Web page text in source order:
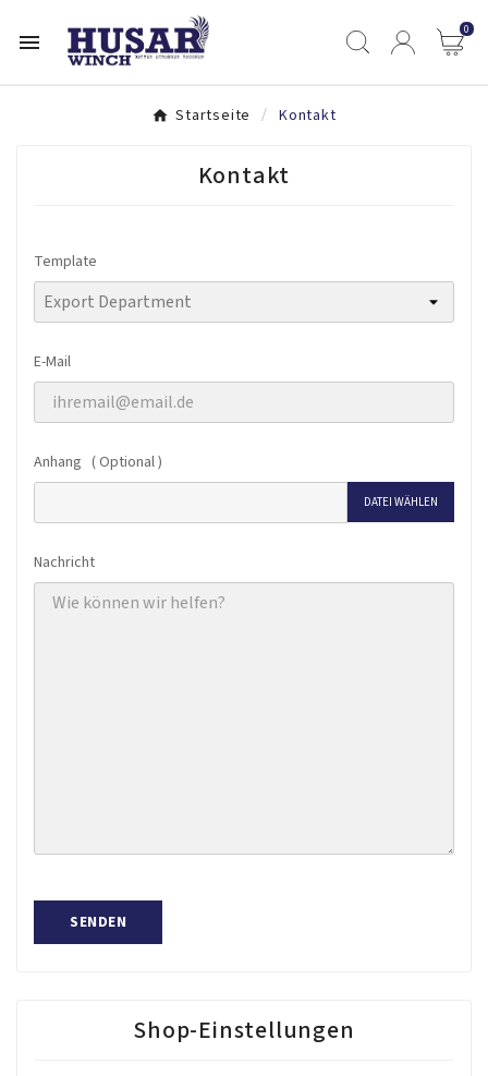
 0
Startseite Kontakt
Kontakt
Template
E-Mail
Anhang ( Optional )
DATEI WÄHLEN
Nachricht
SENDEN
Shop-Einstellungen